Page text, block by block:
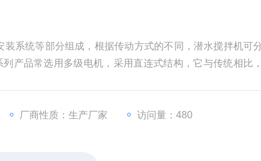
系统等部分组成，根据传动方式的不同，潜水搅拌机可
产品常选用多级电机，采用直连式结构，它与传统相比
厂商性质：生产厂家 访问量：480